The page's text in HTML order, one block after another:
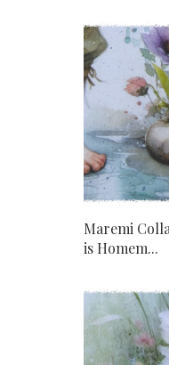
Maremi
is Homem...